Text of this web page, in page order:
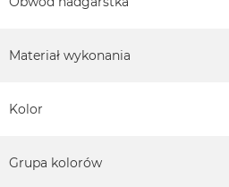
Materiał wykonania
Kolor
Grupa kolorów